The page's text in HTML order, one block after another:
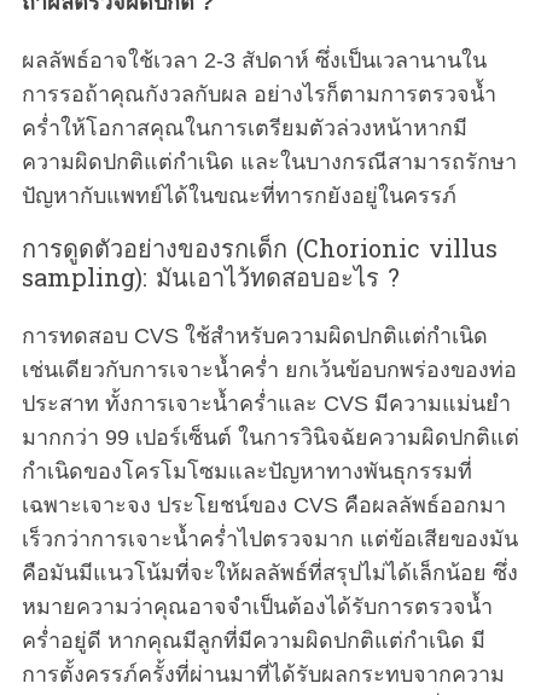
ผลลัพธ์อาจใช้เวลา 2-3 สัปดาห์ ซึ่งเป็นเวลานานใน
การรอถ้าคุณกังวลกับผล อย่างไรก็ตามการตรวจน้ำ
คร่ำให้โอกาสคุณในการเตรียมตัวล่วงหน้าหากมี
ความผิดปกติแต่กำเนิด และในบางกรณีสามารถรักษา
ปัญหากับแพทย์ได้ในขณะที่ทารกยังอยู่ในครรภ์
การดูดตัวอย่างของรกเด็ก (Chorionic villus
sampling): มันเอาไว้ทดสอบอะไร ?
การทดสอบ CVS ใช้สำหรับความผิดปกติแต่กำเนิด
เช่นเดียวกับการเจาะน้ำคร่ำ ยกเว้นข้อบกพร่องของท่อ
ประสาท ทั้งการเจาะน้ำคร่ำและ CVS มีความแม่นยำ
มากกว่า 99 เปอร์เซ็นต์ ในการวินิจฉัยความผิดปกติแต่
กำเนิดของโครโมโซมและปัญหาทางพันธุกรรมที่
เฉพาะเจาะจง ประโยชน์ของ CVS คือผลลัพธ์ออกมา
เร็วกว่าการเจาะน้ำคร่ำไปตรวจมาก แต่ข้อเสียของมัน
คือมันมีแนวโน้มที่จะให้ผลลัพธ์ที่สรุปไม่ได้เล็กน้อย ซึ่ง
หมายความว่าคุณอาจจำเป็นต้องได้รับการตรวจน้ำ
คร่ำอยู่ดี หากคุณมีลูกที่มีความผิดปกติแต่กำเนิด มี
การตั้งครรภ์ครั้งที่ผ่านมาที่ได้รับผลกระทบจากความ